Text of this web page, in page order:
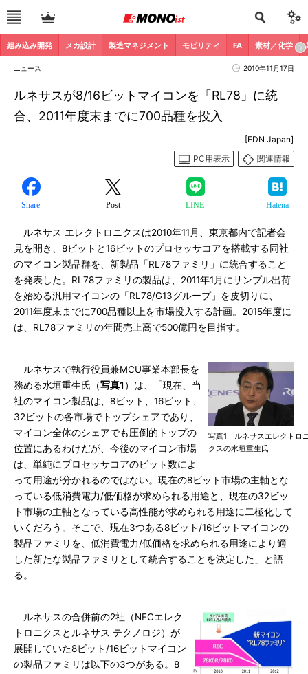
組み込み開発 メカ設計 製造マネジメント モビリティ FA 素材／化学
ニュース 2010年11月17日
ルネサスが8/16ビットマイコンを「RL78」に統
合、2011年度末までに700品種を投入
[EDN Japan]
PC用表示
関連情報
Share Post LINE Hatena
ルネサス エレクトロニクスは2010年11月、東京都内で記者会
見を開き、8ビットと16ビットのプロセッサコアを搭載する同社
のマイコン製品群を、新製品「RL78ファミリ」に統合すること
を発表した。RL78ファミリの製品は、2011年1月にサンプル出荷
を始める汎用マイコンの「RL78/G13グループ」を皮切りに、
2011年度末までに700品種以上を市場投入する計画。2015年度に
は、RL78ファミリの年間売上高で500億円を目指す。
写真1 ルネサスエレクトロ
クスの水垣重生氏
ルネサスで執行役員兼MCU事業本部長を
務める水垣重生氏（写真1 ）は、「現在、当
社のマイコン製品は、8ビット、16ビット、
32ビットの各市場でトップシェアであり、
マイコン全体のシェアでも圧倒的トップの
位置にあるわけだが、今後のマイコン市場
は、単純にプロセッサコアのビット数によ
って用途が分かれるのではない。現在の8ビット市場の主軸とな
っている低消費電力/低価格が求められる用途と、現在の32ビッ
ト市場の主軸となっている高性能が求められる用途に二極化して
いくだろう。そこで、現在3つある8ビット/16ビットマイコンの
製品ファミリを、低消費電力/低価格を求められる用途により適
した新たな製品ファミリとして統合することを決定した」と語
る。
ルネサスの合併前の2社（NECエレク
トロニクスとルネサス テクノロジ）が
展開していた8ビット/16ビットマイコン
の製品ファミリは以下の3つがある。8